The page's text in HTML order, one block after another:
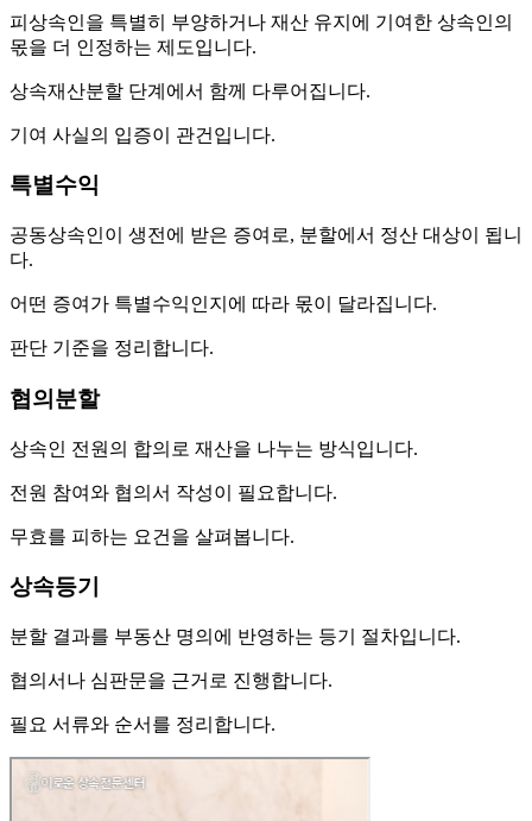
피상속인을 특별히 부양하거나 재산 유지에 기여한 상속인의
몫을 더 인정하는 제도입니다.
상속재산분할 단계에서 함께 다루어집니다.
기여 사실의 입증이 관건입니다.
특별수익
공동상속인이 생전에 받은 증여로, 분할에서 정산 대상이 됩니
다.
어떤 증여가 특별수익인지에 따라 몫이 달라집니다.
판단 기준을 정리합니다.
협의분할
상속인 전원의 합의로 재산을 나누는 방식입니다.
전원 참여와 협의서 작성이 필요합니다.
무효를 피하는 요건을 살펴봅니다.
상속등기
분할 결과를 부동산 명의에 반영하는 등기 절차입니다.
협의서나 심판문을 근거로 진행합니다.
필요 서류와 순서를 정리합니다.